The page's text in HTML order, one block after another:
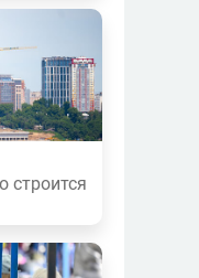
строится